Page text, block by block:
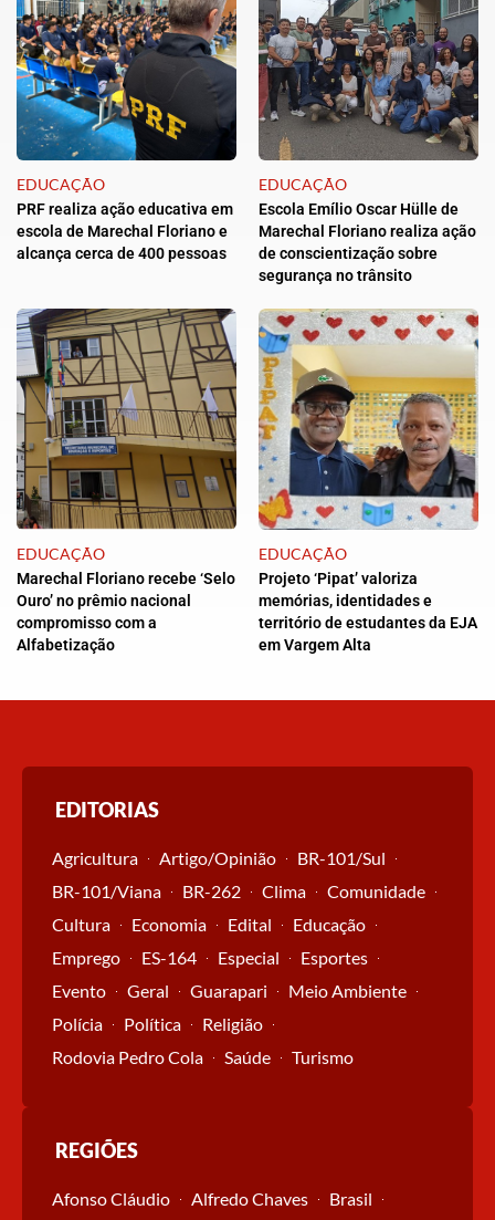
EDUCAÇÃO
PRF realiza ação educativa em
escola de Marechal Floriano e
alcança cerca de 400 pessoas
EDUCAÇÃO
Escola Emílio Oscar Hülle de
Marechal Floriano realiza ação
de conscientização sobre
segurança no trânsito
EDUCAÇÃO
Marechal Floriano recebe ‘Selo
Ouro’ no prêmio nacional
compromisso com a
Alfabetização
EDUCAÇÃO
Projeto ‘Pipat’ valoriza
memórias, identidades e
território de estudantes da EJA
em Vargem Alta
EDITORIAS
Agricultura Artigo/Opinião
BR-101/Sul
BR-101/Viana
BR-262 Clima
Comunidade
Cultura
Economia Edital
Educação
Emprego
ES-164 Especial
Esportes
Evento
Geral Guarapari
Meio Ambiente
Polícia
Política
Religião
Rodovia Pedro Cola
Saúde Turismo
REGIÕES
Afonso Cláudio Alfredo Chaves
Brasil